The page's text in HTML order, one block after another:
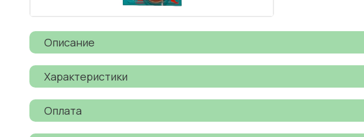
Описание
Характеристики
Оплата